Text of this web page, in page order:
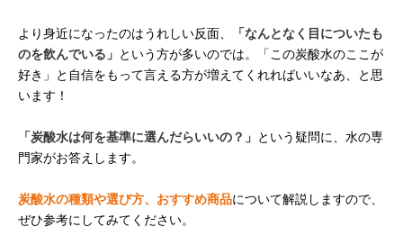
より身近になったのはうれしい反面、
「なんとなく目についたも
のを飲んでいる」 という方が多いのでは。「この炭酸水のここが
好き」と自信をもって言える方が増えてくれればいいなあ、と思
います！
「炭酸水は何を基準に選んだらいいの？」 という疑問に、水の専
門家がお答えします。
炭酸水の種類や選び方、おすすめ商品について解説しますので、
ぜひ参考にしてみてください。